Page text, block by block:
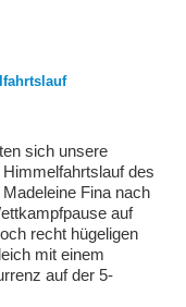
sich unsere
des
Fina nach
auf
recht hügeligen
mit einem
auf der 5-